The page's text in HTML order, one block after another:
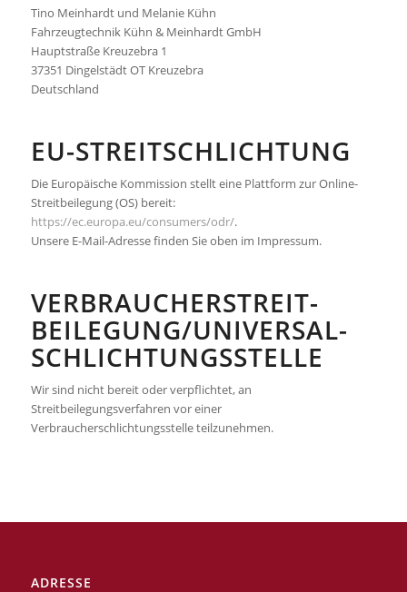
Tino Meinhardt und Melanie Kühn
Fahrzeugtechnik Kühn & Meinhardt GmbH
Hauptstraße Kreuzebra 1
37351 Dingelstädt OT Kreuzebra
Deutschland
EU-STREITSCHLICHTUNG
Die Europäische Kommission stellt eine Plattform zur Online-
Streitbeilegung (OS) bereit:
https://ec.europa.eu/consumers/odr/.
Unsere E-Mail-Adresse finden Sie oben im Impressum.
VERBRAUCHER­STREIT­
BEILEGUNG/UNIVERSAL­
SCHLICHTUNGS­STELLE
Wir sind nicht bereit oder verpflichtet, an
Streitbeilegungsverfahren vor einer
Verbraucherschlichtungsstelle teilzunehmen.
ADRESSE